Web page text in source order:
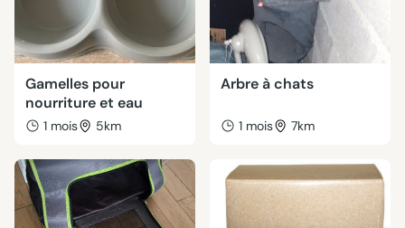
Gamelles pour
nourriture et eau
1 mois 5km
Arbre à chats
1 mois 7km